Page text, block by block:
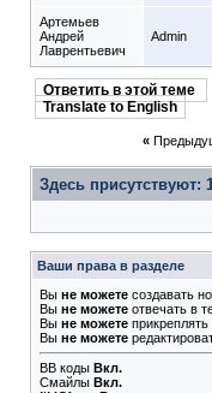
Артемьев
Андрей
Лаврентьевич
Admin
Ответить в этой теме
Translate to English
«
Здесь присутствуют:
Ваши права в разделе
Вы не можете создавать
Вы не можете отвечать в
Вы не можете
Вы не можете
BB коды Вкл.
Смайлы Вкл.